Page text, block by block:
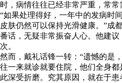
时，病情往往已经非常严重，常常
“如果处理得好，一年中的发病时
皮肤仍然可以保持光滑健康。”成
番话，无疑非常振奋人心。他建
次。
然而，戴礼话锋一转：“遗憾的是
往一来就诊就要住院，他们全身
此深受折磨。究其原因，就在于